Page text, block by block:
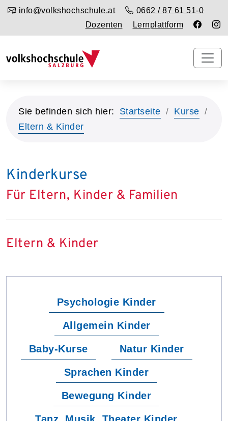
info@volkshochschule.at
0662 / 87 61 51-0
Dozenten
Lernplattform
Sie befinden sich hier: Startseite
Kurse
Eltern & Kinder
Kinderkurse
Für Eltern, Kinder & Familien
Eltern & Kinder
Psychologie Kinder
Allgemein Kinder
Baby-Kurse Natur Kinder
Sprachen Kinder
Bewegung Kinder